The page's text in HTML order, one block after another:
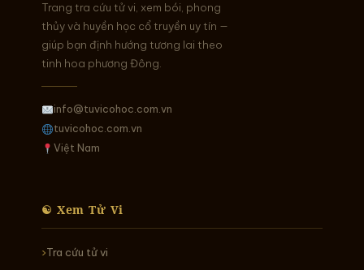
Trang tra cứu tử vi, xem bói, phong
thủy và huyền học cổ truyền uy tín —
giúp bạn định hướng tương lai theo
tinh hoa phương Đông.
info@tuvicohoc.com.vn
tuvicohoc.com.vn
Việt Nam
☯ Xem Tử Vi
Tra cứu tử vi